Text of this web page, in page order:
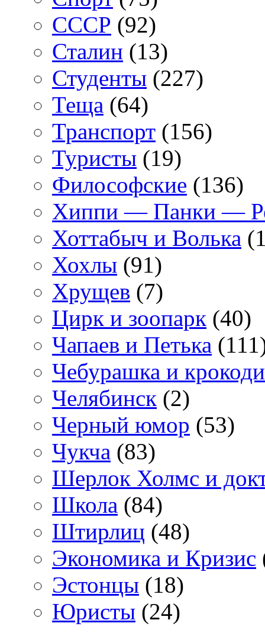
СССР (92)
Сталин (13)
Студенты (227)
Теща (64)
Транспорт (156)
Туристы (19)
Философские (136)
Хиппи — Панки —
Хоттабыч и Волька
Хохлы (91)
Хрущев (7)
Цирк и зоопарк (40)
Чапаев и Петька
Чебурашка и
Челябинск (2)
Черный юмор (53)
Чукча (83)
Шерлок Холмс и
Школа (84)
Штирлиц (48)
Экономика и Кризис
Эстонцы (18)
Юристы (24)